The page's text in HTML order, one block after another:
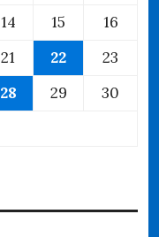
14 15
16
21 22
23
28 29
30